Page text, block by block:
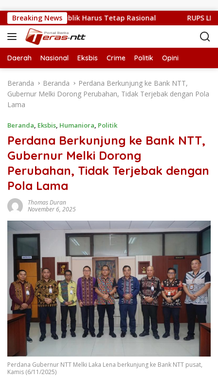
Breaking News
Sulit, Kritik Publik Harus Tetap Rasional RUPS LB
Daerah Nasional Eksbis Crime Politik Opini
Beranda Beranda
Perdana Berkunjung ke Bank NTT,
Gubernur Melki Dorong Perubahan, Tidak Terjebak dengan Pola
Lama
Beranda, Eksbis, Humaniora, Politik
Perdana Berkunjung ke Bank NTT,
Gubernur Melki Dorong
Perubahan, Tidak Terjebak dengan
Pola Lama
Thomas Duran
November 6, 2025
Perdana Gubernur NTT Melki Laka Lena berkunjung ke Bank NTT pusat,
Kamis (6/11/2025)